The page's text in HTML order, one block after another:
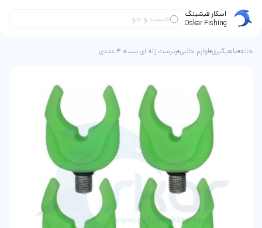
اسکار فیشینگ
Oskar Fishing
خانه ماهیگیری لوازم جانبی ردرست ژله ای بسته 4 عددی